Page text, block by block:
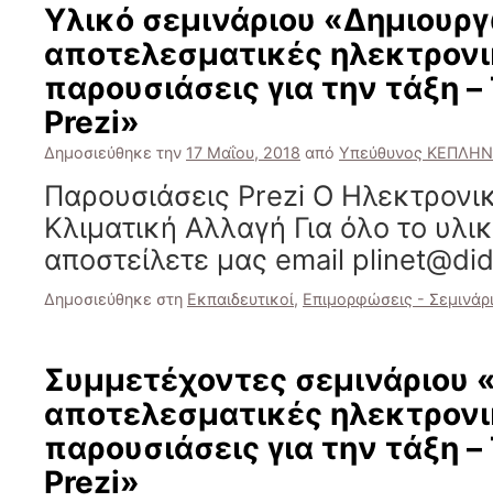
Υλικό σεμινάριου
αποτελεσματικές
παρουσιάσεις για την τάξη –
Prezi»
Δημοσιεύθηκε την 17 Μαΐου, 2018 από Υπεύθυνος
Παρουσιάσεις Prezi Ο
Κλιματική Αλλαγή Για όλο το
αποστείλετε μας email
Δημοσιεύθηκε στη Εκπαιδευτικοί, Επιμορφώσεις -
Συμμετέχοντες σεμινάριου
αποτελεσματικές
παρουσιάσεις για την τάξη –
Prezi»